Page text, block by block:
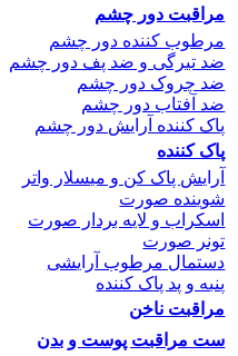
مراقبت دور چشم
مرطوب کننده دور چشم
ضد تیرگی و ضد پف دور چشم
ضد چروک دور چشم
ضد آفتاب دور چشم
پاک کننده آرایش دور چشم
پاک کننده
آرایش پاک کن و میسلار واتر
شوینده صورت
اسکراب و لایه بردار صورت
تونر صورت
دستمال مرطوب آرایشی
پنبه و پد پاک کننده
مراقبت ناخن
ست مراقبت پوست و بدن